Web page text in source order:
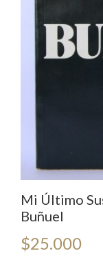
Mi Último
Buñuel
$25.000